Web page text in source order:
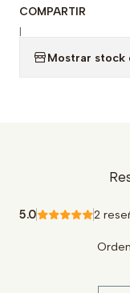
COMPARTIR
|
Mostrar stock
5.0 2